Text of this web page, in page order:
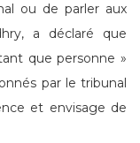
ou de parler aux
a déclaré que
que personne »
par le tribunal
et envisage de